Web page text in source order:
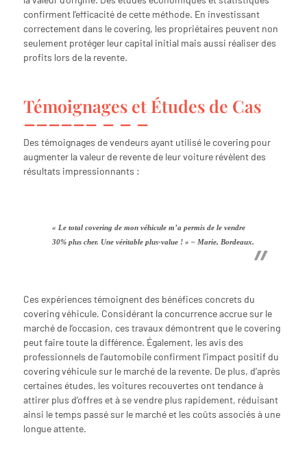
confirment l’efficacité de cette méthode. En investissant
correctement dans le covering, les propriétaires peuvent non
seulement protéger leur capital initial mais aussi réaliser des
profits lors de la revente.
Témoignages et Études de Cas
Des témoignages de vendeurs ayant utilisé le covering pour
augmenter la valeur de revente de leur voiture révèlent des
résultats impressionnants :
« Le total covering de mon véhicule m’a permis de le vendre
30% plus cher. Une véritable plus-value ! » – Marie, Bordeaux.
Ces expériences témoignent des bénéfices concrets du
covering véhicule. Considérant la concurrence accrue sur le
marché de l’occasion, ces travaux démontrent que le covering
peut faire toute la différence. Également, les avis des
professionnels de l’automobile confirment l’impact positif du
covering véhicule sur le marché de la revente. De plus, d’après
certaines études, les voitures recouvertes ont tendance à
attirer plus d’offres et à se vendre plus rapidement, réduisant
ainsi le temps passé sur le marché et les coûts associés à une
longue attente.